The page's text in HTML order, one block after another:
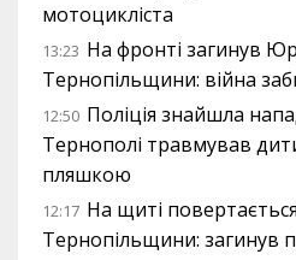
мотоцикліста
13:23 На фронті загинув
Тернопільщини: війна
12:50 Поліція знайшла
Тернополі травмував
пляшкою
12:17 На щиті
Тернопільщини: загинув